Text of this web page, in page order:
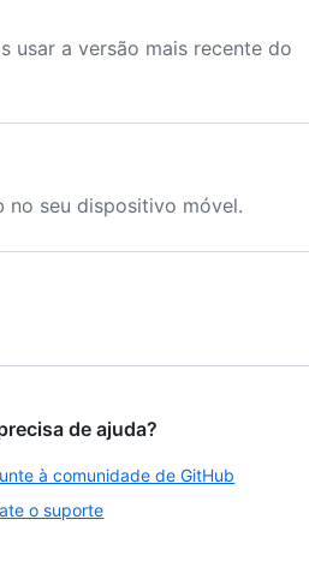
usar a versão mais recente do
no seu dispositivo móvel.
de ajuda?
à comunidade de GitHub
o suporte